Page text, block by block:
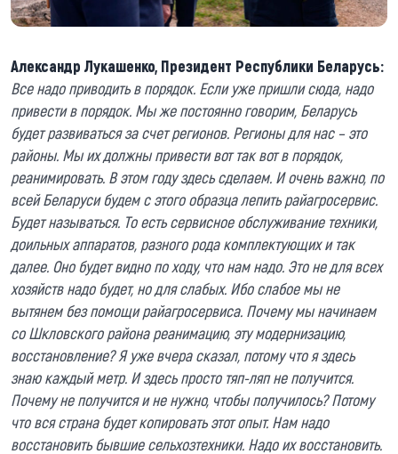
Александр Лукашенко, Президент Республики Беларусь:
Все надо приводить в порядок. Если уже пришли сюда, надо
привести в порядок. Мы же постоянно говорим, Беларусь
будет развиваться за счет регионов. Регионы для нас – это
районы. Мы их должны привести вот так вот в порядок,
реанимировать. В этом году здесь сделаем. И очень важно, по
всей Беларуси будем с этого образца лепить райагросервис.
Будет называться. То есть сервисное обслуживание техники,
доильных аппаратов, разного рода комплектующих и так
далее. Оно будет видно по ходу, что нам надо. Это не для всех
хозяйств надо будет, но для слабых. Ибо слабое мы не
вытянем без помощи райагросервиса. Почему мы начинаем
со Шкловского района реанимацию, эту модернизацию,
восстановление? Я уже вчера сказал, потому что я здесь
знаю каждый метр. И здесь просто тяп-ляп не получится.
Почему не получится и не нужно, чтобы получилось? Потому
что вся страна будет копировать этот опыт. Нам надо
восстановить бывшие сельхозтехники. Надо их восстановить.